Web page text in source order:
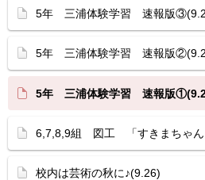
5年 三浦体験学習 速報版
5年 三浦体験学習 速報版
5年 三浦体験学習 速報版
6,7,8,9組 図工 「すきまちゃん
校内は芸術の秋に♪(9.26)